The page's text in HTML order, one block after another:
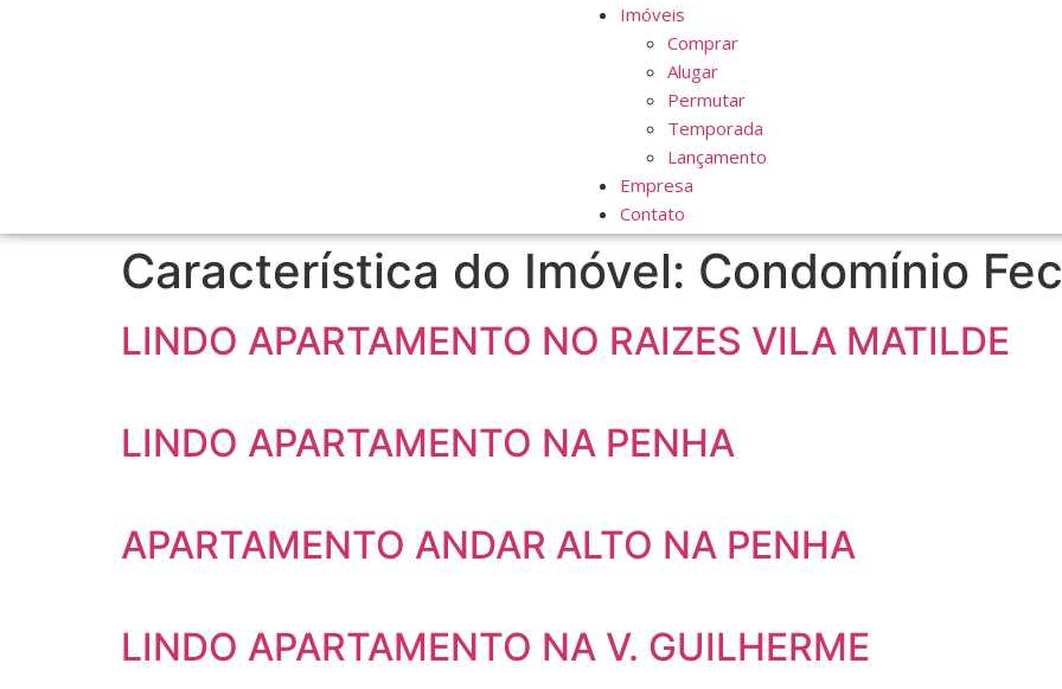
Imóveis
Comprar
Alugar
Permutar
Temporada
Lançamento
Empresa
Contato
Característica do Imóvel: Condomínio
LINDO APARTAMENTO NO RAIZES VILA MATILDE
LINDO APARTAMENTO NA PENHA
APARTAMENTO ANDAR ALTO NA PENHA
LINDO APARTAMENTO NA V. GUILHERME